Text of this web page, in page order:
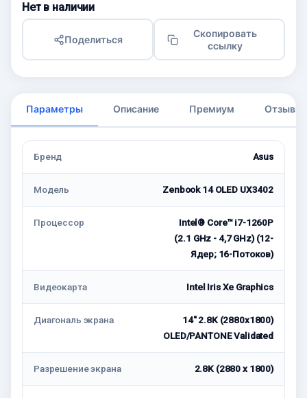
Нет в наличии
Поделиться
Скопировать
ссылку
Параметры Описание Премиум Отзывы
Бренд Asus
Модель Zenbook 14 OLED UX3402
Процессор
Intel® Core™ i7-1260P
(2.1 GHz - 4,7 GHz) (12-
Ядeр; 16-Потоков)
Видеокарта Intel Iris Xe Graphics
Диагональ экрана
14" 2.8K (2880x1800)
OLED/PANTONE Validated
Разрешение экрана 2.8K (2880 x 1800)